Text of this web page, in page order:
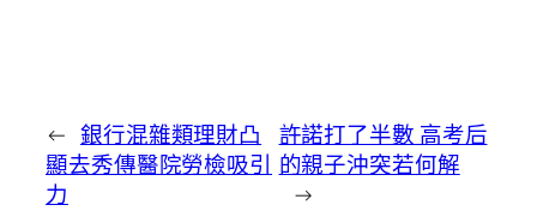
← 銀行混雜類理財凸
顯去秀傳醫院勞檢吸引
力
許諾打了半數 高考后
的親子沖突若何解
→